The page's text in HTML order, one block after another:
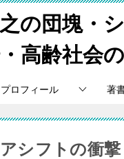
の団塊・
高齢社会
プロフィール 著
シフトの衝